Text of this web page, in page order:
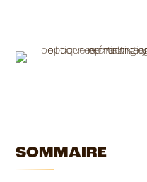
SOMMAIRE